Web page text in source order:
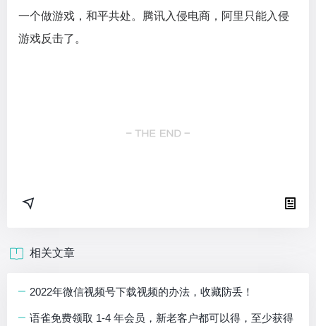
一个做游戏，和平共处。腾讯入侵电商，阿里只能入侵
游戏反击了。
相关文章
2022年微信视频号下载视频的办法，收藏防丢！
语雀免费领取 1-4 年会员，新老客户都可以得，至少获得